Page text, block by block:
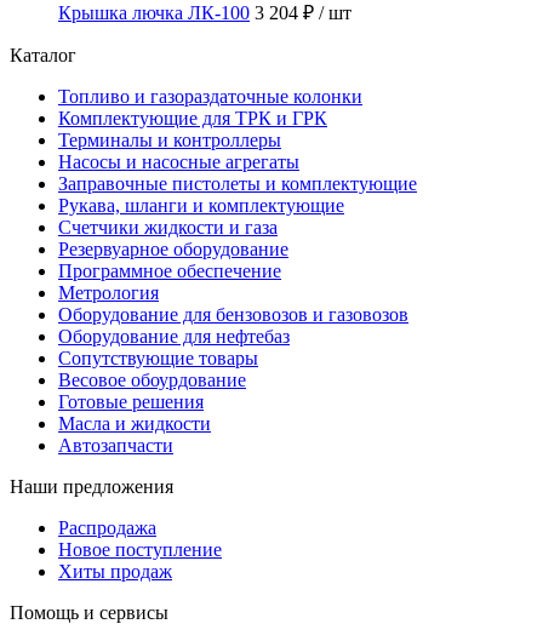
Крышка лючка ЛК-100 3 204 ₽ / шт
Каталог
Топливо и газораздаточные колонки
Комплектующие для ТРК и ГРК
Терминалы и контроллеры
Насосы и насосные агрегаты
Заправочные пистолеты и комплектующие
Рукава, шланги и комплектующие
Счетчики жидкости и газа
Резервуарное оборудование
Программное обеспечение
Метрология
Оборудование для бензовозов и газовозов
Оборудование для нефтебаз
Сопутствующие товары
Весовое обоурдование
Готовые решения
Масла и жидкости
Автозапчасти
Наши предложения
Распродажа
Новое поступление
Хиты продаж
Помощь и сервисы